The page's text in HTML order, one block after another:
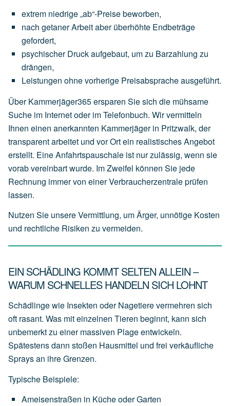
extrem niedrige„ab“-Preisebeworben,
nach getanerArbeitaber überhöhte Endbeträge
gefordert,
psychischer Druckaufgebaut, umzu Barzahlung zu
drängen,
Leistungen ohnevorherige Preisabspracheausgeführt.
Über Kammerjäger365 ersparen Sie sich die mühsame
Suche im Internet oder im Telefonbuch. Wir vermitteln
Ihnen einen anerkannten Kammerjäger in Pritzwalk, der
transparent arbeitet und vor Ort ein realistisches Angebot
erstellt. Eine Anfahrtspauschale ist nur zulässig, wenn sie
vorab vereinbart wurde. Im Zweifel können Sie jede
Rechnung immer von einer Verbraucherzentrale prüfen
lassen.
Nutzen Sie unsere Vermittlung, um Ärger, unnötige Kosten
und rechtliche Risiken zu vermeiden.
EIN SCHÄDLING KOMMT SELTEN ALLEIN –
WARUM SCHNELLES HANDELN SICH LOHNT
Schädlinge wie Insekten oder Nagetiere vermehren sich
oft rasant. Was mit einzelnen Tieren beginnt, kann sich
unbemerkt zu einer massiven Plage entwickeln.
Spätestens dann stoßen Hausmittel und frei verkäufliche
Sprays an ihre Grenzen.
Typische Beispiele:
Ameisenstraßen in KücheoderGarten